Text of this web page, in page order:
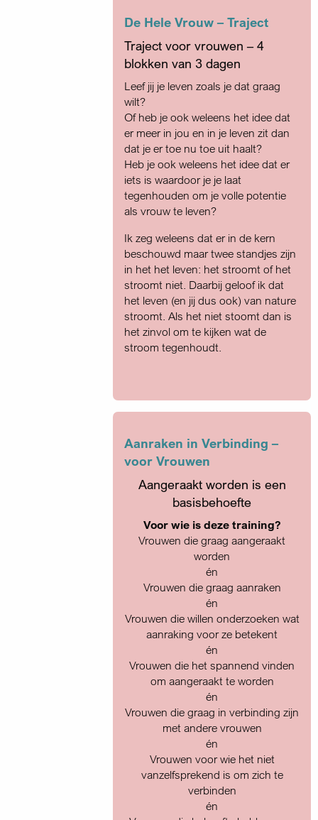
De Hele Vrouw – Traject
Traject voor vrouwen – 4
blokken van 3 dagen
Leef jij je leven zoals je dat graag
wilt?
Of heb je ook weleens het idee dat
er meer in jou en in je leven zit dan
dat je er toe nu toe uit haalt?
Heb je ook weleens het idee dat er
iets is waardoor je je laat
tegenhouden om je volle potentie
als vrouw te leven?
Ik zeg weleens dat er in de kern
beschouwd maar twee standjes zijn
in het het leven: het stroomt of het
stroomt niet. Daarbij geloof ik dat
het leven (en jij dus ook) van nature
stroomt. Als het niet stoomt dan is
het zinvol om te kijken wat de
stroom tegenhoudt.
Aanraken in Verbinding –
voor Vrouwen
Aangeraakt worden is een
basisbehoefte
Voor wie is deze training?
Vrouwen die graag aangeraakt
worden
én
Vrouwen die graag aanraken
én
Vrouwen die willen onderzoeken wat
aanraking voor ze betekent
én
Vrouwen die het spannend vinden
om aangeraakt te worden
én
Vrouwen die graag in verbinding zijn
met andere vrouwen
én
Vrouwen voor wie het niet
vanzelfsprekend is om zich te
verbinden
én